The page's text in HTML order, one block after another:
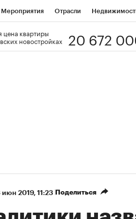
Мероприятия Отрасли
цена квартиры
новостройках
20 672
июн 2019, 11:23 Поделиться